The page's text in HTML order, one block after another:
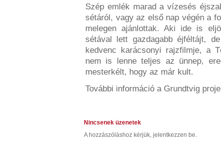
Szép emlék marad a vízesés
sétáról, vagy az első nap végén a
melegen ajánlottak. Aki ide is
sétával lett gazdagabb éjféltájt,
kedvenc karácsonyi rajzfilmje, a
nem is lenne teljes az ünnep,
mesterkélt, hogy az már kult.
További információ a Grundtvig
Nincsenek üzenetek
A hozzászóláshoz kérjük, jelentkezzen be.